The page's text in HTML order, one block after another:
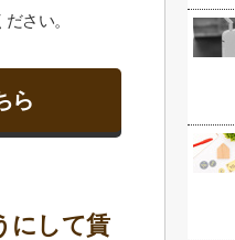
さい。
ら
にして賃